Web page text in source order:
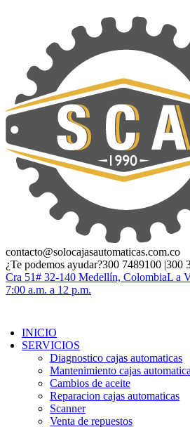
contacto@solocajasautomaticas.com.co
¿Te podemos ayudar?300 7489100 |300
Cra 51# 32-140 Medellín, ColombiaL a
7:00 a.m. a 12 p.m.
INICIO
SERVICIOS
Diagnostico cajas automaticas
Mantenimiento cajas
Cambios de aceite
Reparacion cajas automaticas
Scanner
Venta de repuestos